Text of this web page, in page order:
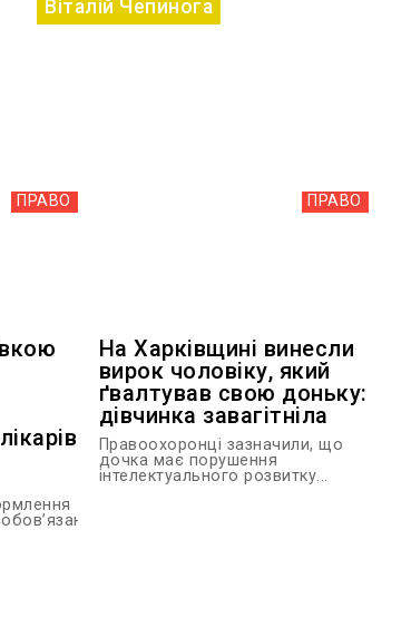
Віталій Чепинога
ПРАВО ПРАВО
На Харківщині винесли
вирок чоловіку, який
ґвалтував свою доньку:
дівчинка завагітніла
Правоохоронці зазначили, що
дочка має порушення
інтелектуального розвитку...